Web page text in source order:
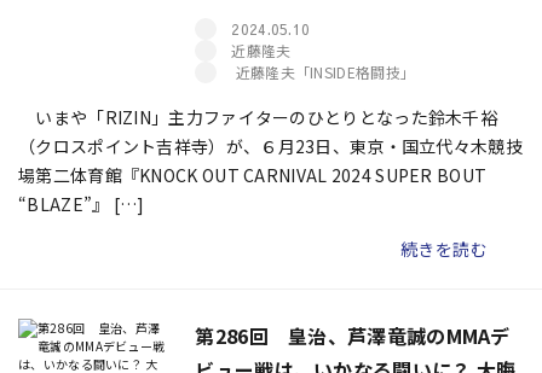
2024.05.10
近藤隆夫
近藤隆夫「INSIDE格闘技」
いまや「RIZIN」主力ファイターのひとりとなった鈴木千裕
（クロスポイント吉祥寺）が、６月23日、東京・国立代々木競技
場第二体育館『KNOCK OUT CARNIVAL 2024 SUPER BOUT
“BLAZE”』 […]
続きを読む
第286回 皇治、芦澤竜誠のMMAデ